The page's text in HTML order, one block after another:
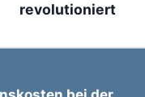
revolutioniert